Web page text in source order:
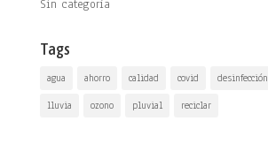
Sin categoría
Tags
agua ahorro calidad covid desinfección
lluvia
ozono pluvial reciclar